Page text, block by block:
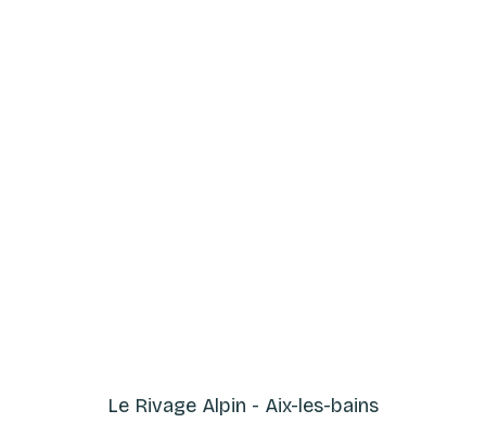
Le Rivage Alpin - Aix-les-bains